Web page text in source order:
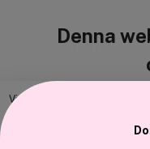
Denna
Vi använder